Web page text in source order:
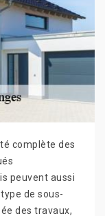
complète des
peuvent aussi
de sous-
des travaux,